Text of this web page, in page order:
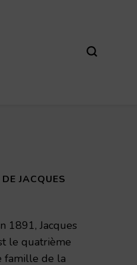
JACQUES
1891, Jacques
le quatrième
famille de la